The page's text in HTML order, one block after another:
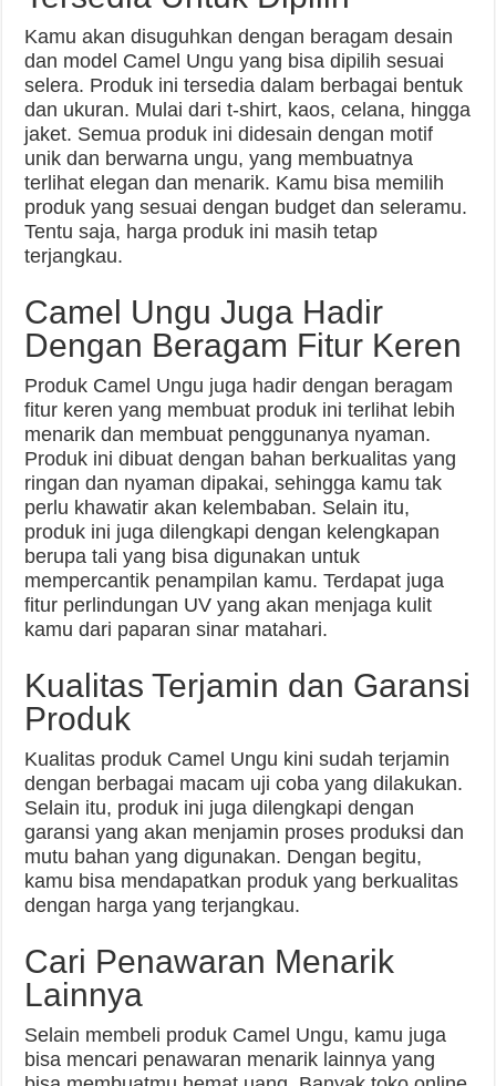
Kamu akan disuguhkan dengan beragam desain
dan model Camel Ungu yang bisa dipilih sesuai
selera. Produk ini tersedia dalam berbagai bentuk
dan ukuran. Mulai dari t-shirt, kaos, celana, hingga
jaket. Semua produk ini didesain dengan motif
unik dan berwarna ungu, yang membuatnya
terlihat elegan dan menarik. Kamu bisa memilih
produk yang sesuai dengan budget dan seleramu.
Tentu saja, harga produk ini masih tetap
terjangkau.
Camel Ungu Juga Hadir
Dengan Beragam Fitur Keren
Produk Camel Ungu juga hadir dengan beragam
fitur keren yang membuat produk ini terlihat lebih
menarik dan membuat penggunanya nyaman.
Produk ini dibuat dengan bahan berkualitas yang
ringan dan nyaman dipakai, sehingga kamu tak
perlu khawatir akan kelembaban. Selain itu,
produk ini juga dilengkapi dengan kelengkapan
berupa tali yang bisa digunakan untuk
mempercantik penampilan kamu. Terdapat juga
fitur perlindungan UV yang akan menjaga kulit
kamu dari paparan sinar matahari.
Kualitas Terjamin dan Garansi
Produk
Kualitas produk Camel Ungu kini sudah terjamin
dengan berbagai macam uji coba yang dilakukan.
Selain itu, produk ini juga dilengkapi dengan
garansi yang akan menjamin proses produksi dan
mutu bahan yang digunakan. Dengan begitu,
kamu bisa mendapatkan produk yang berkualitas
dengan harga yang terjangkau.
Cari Penawaran Menarik
Lainnya
Selain membeli produk Camel Ungu, kamu juga
bisa mencari penawaran menarik lainnya yang